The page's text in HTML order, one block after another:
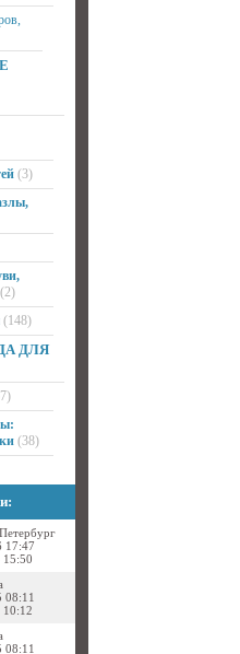
(3)
(2)
(148)
ДЛЯ
(38)
17:47
15:50
08:11
10:12
08:11